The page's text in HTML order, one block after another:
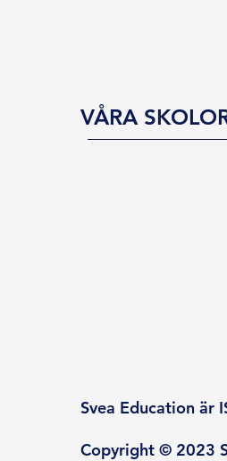
VÅRA
Svea Education är
Copyright © 2023